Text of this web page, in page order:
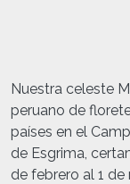
Nuestra celeste
peruano de
países en el
de Esgrima,
de febrero al 1